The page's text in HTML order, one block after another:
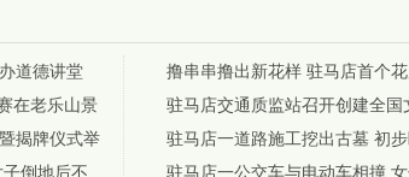
道德讲堂
在老乐山景
揭牌仪式举
倒地后不
撸串串撸出新花样 驻马店首个
锅店开业
驻马店交通质监站召开创建全国
大会
驻马店一道路施工挖出古墓 初
的
驻马店一公交车与电动车相撞